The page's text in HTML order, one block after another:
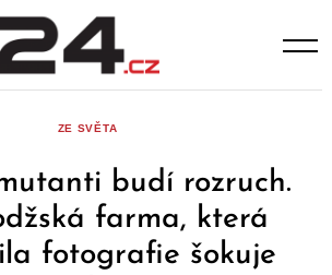
ZE SVĚTA
budí rozruch.
farma, která
fotografie šokuje